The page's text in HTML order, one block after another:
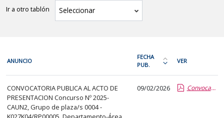
Ir a otro tablón Seleccionar tablón
cada
fila
de
la
siguiente
ANUNCIO
FECHA
PUB.
Ordena
la
tabla
VER
CONVOCATORIA PUBLICA AL ACTO DE
PRESENTACION Concurso Nº 2025-
CAUN2, Grupo de plaza/s 0004 -
09/02/2026 Convocatoria a los aspirantes